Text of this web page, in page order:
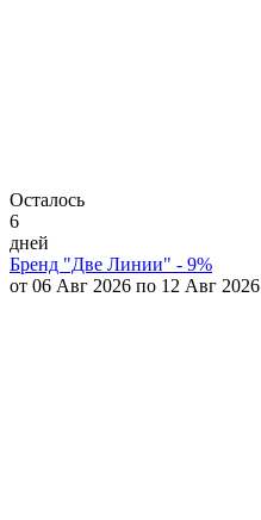
Осталось
6
дней
Бренд "Две Линии" - 9%
от 06 Авг 2026 по 12 Авг 2026